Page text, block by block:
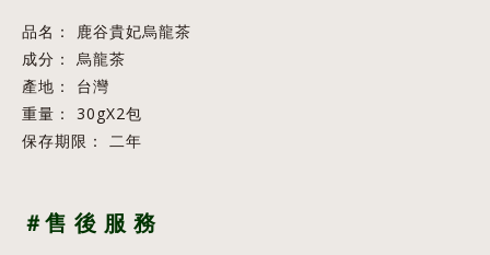
品名： 鹿谷貴妃烏龍茶
成分： 烏龍茶
產地： 台灣
重量： 30gX2包
保存期限： 二年
＃售 後 服 務